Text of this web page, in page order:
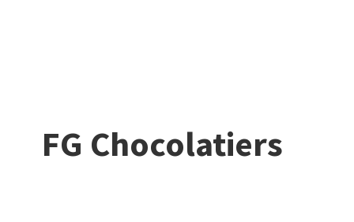
FG Chocolatiers